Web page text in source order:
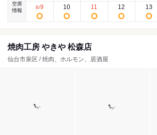
空席
情報
8/9 10 11 12 13
焼肉工房 やきや 松森店
仙台市泉区 / 焼肉、ホルモン、居酒屋